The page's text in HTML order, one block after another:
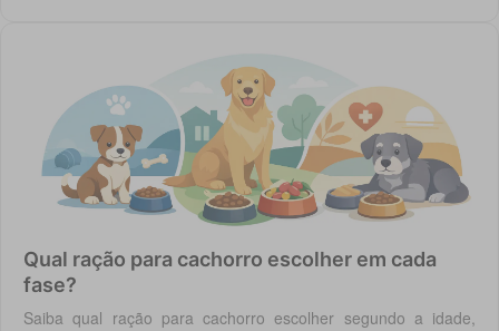
Qual ração para cachorro escolher em cada
fase?
Saiba qual ração para cachorro escolher segundo a idade,